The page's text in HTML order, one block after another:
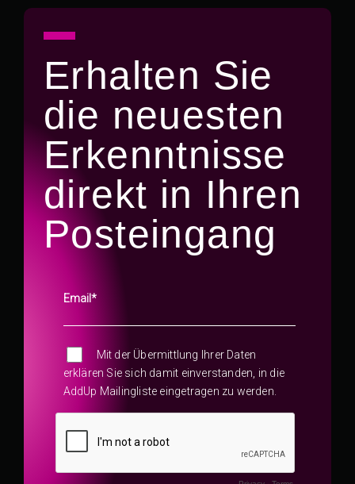
Erhalten Sie
die neuesten
Erkenntnisse
direkt in Ihren
Posteingang